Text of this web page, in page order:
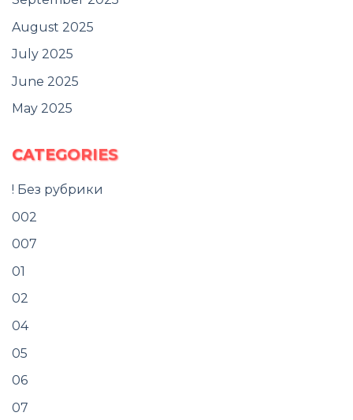
August 2025
July 2025
June 2025
May 2025
CATEGORIES
! Без рубрики
002
007
01
02
04
05
06
07